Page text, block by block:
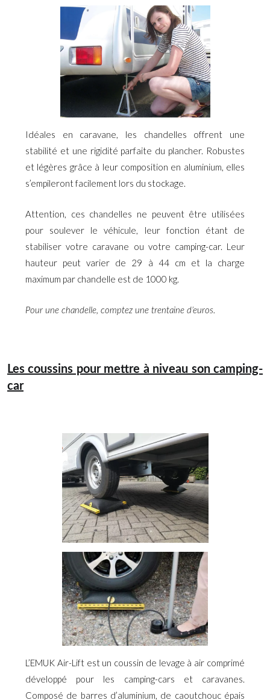
Idéales en caravane, les chandelles offrent une
stabilité et une rigidité parfaite du plancher. Robustes
et légères grâce à leur composition en aluminium, elles
s’empileront facilement lors du stockage.
Attention, ces chandelles ne peuvent être utilisées
pour soulever le véhicule, leur fonction étant de
stabiliser votre caravane ou votre camping-car. Leur
hauteur peut varier de 29 à 44 cm et la charge
maximum par chandelle est de 1000 kg.
Pour une chandelle, comptez une trentaine d’euros.
Les coussins pour mettre à niveau son camping-
car
L’EMUK Air-Lift est un coussin de levage à air comprimé
développé pour les camping-cars et caravanes.
Composé de barres d’aluminium, de caoutchouc épais